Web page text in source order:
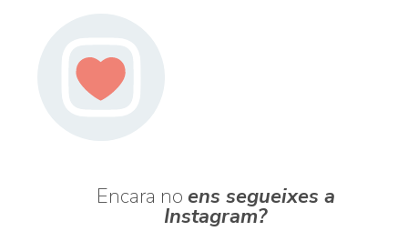
Encara no ens segueixes a
Instagram?